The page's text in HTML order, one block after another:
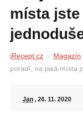
místa
iRecept.cz Magazín
poradí, na jaká místa
Jan , 26. 11. 2020